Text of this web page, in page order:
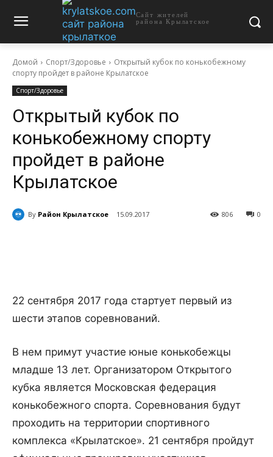
Сайт жителей
района Крылатское
Домой Спорт/Здоровье
Открытый кубок по конькобежному
спорту пройдет в районе Крылатское
Спорт/Здоровье
Открытый кубок по
конькобежному спорту
пройдет в районе
Крылатское
By Район Крылатское 15.09.2017 0
806
22 сентября 2017 года стартует первый из
шести этапов соревнований.
В нем примут участие юные конькобежцы
младше 13 лет. Организатором Открытого
кубка является Московская федерация
конькобежного спорта. Соревнования будут
проходить на территории спортивного
комплекса «Крылатское». 21 сентября пройдут